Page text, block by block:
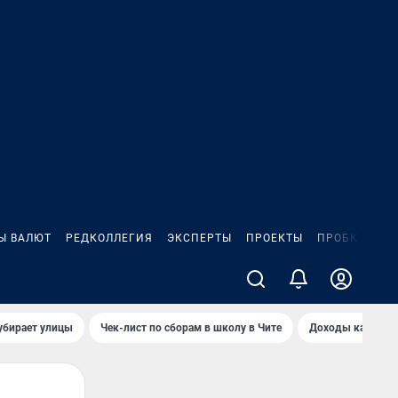
ВАЛЮТ РЕДКОЛЛЕГИЯ ЭКСПЕРТЫ ПРОЕКТЫ ПРОБКИ
улицы Чек-лист по сборам в школу в Чите Доходы